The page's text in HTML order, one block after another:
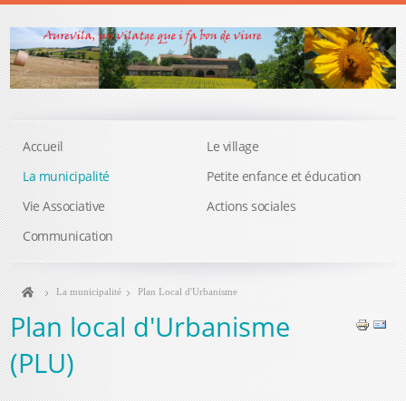
Accueil
Le village
La municipalité
Petite enfance et éducation
Vie Associative
Actions sociales
Communication
La municipalité Plan Local d'Urbanisme
Plan local d'Urbanisme
(PLU)